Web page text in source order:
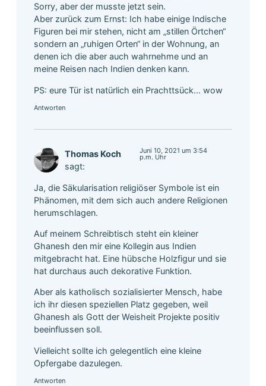
Sorry, aber der musste jetzt sein.
Aber zurück zum Ernst: Ich habe einige Indische
Figuren bei mir stehen, nicht am „stillen Örtchen“
sondern an „ruhigen Orten“ in der Wohnung, an
denen ich die aber auch wahrnehme und an
meine Reisen nach Indien denken kann.
PS: eure Tür ist natürlich ein Prachttsück… wow
Antworten
Thomas Koch
sagt:
Juni 10, 2021 um 3:54
p.m. Uhr
Ja, die Säkularisation religiöser Symbole ist ein
Phänomen, mit dem sich auch andere Religionen
herumschlagen.
Auf meinem Schreibtisch steht ein kleiner
Ghanesh den mir eine Kollegin aus Indien
mitgebracht hat. Eine hübsche Holzfigur und sie
hat durchaus auch dekorative Funktion.
Aber als katholisch sozialisierter Mensch, habe
ich ihr diesen speziellen Platz gegeben, weil
Ghanesh als Gott der Weisheit Projekte positiv
beeinflussen soll.
Vielleicht sollte ich gelegentlich eine kleine
Opfergabe dazulegen.
Antworten